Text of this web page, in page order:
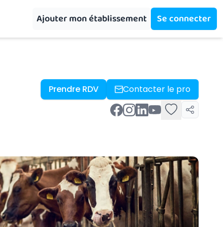
Ajouter mon établissement Se connecter
Prendre RDV Contacter le pro